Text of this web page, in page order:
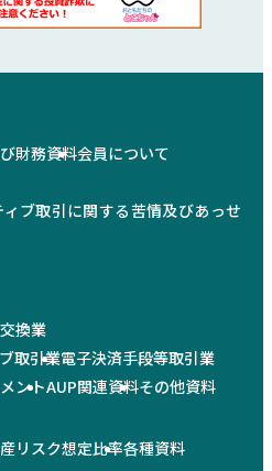
財務資料会員について
ブ取引に関する苦情及びあっせ
換業
取引業電子決済手段等取引業
ントAUP関連資料その他資料
リスク想定比率各種資料